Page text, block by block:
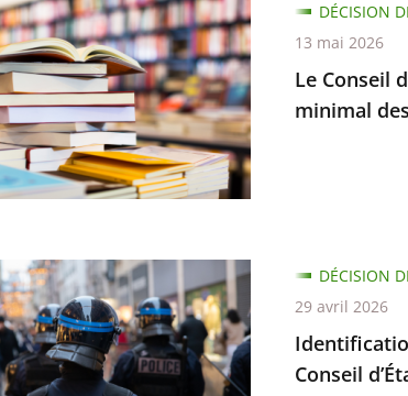
Le Conseil
minimal
DÉCISION
13 mai 2026
Conseil
DÉCISION
29 avril 2026